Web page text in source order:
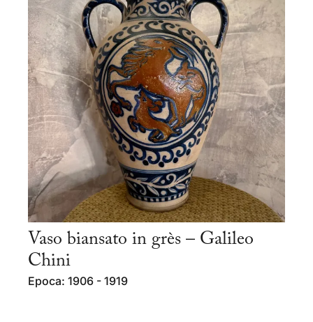
Vaso biansato in grès – Galileo
Chini
Epoca: 1906 - 1919